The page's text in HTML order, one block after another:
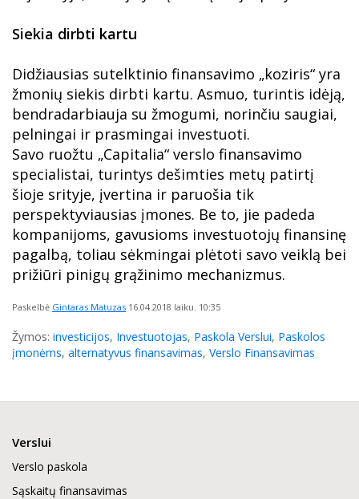
Siekia dirbti kartu
Didžiausias sutelktinio finansavimo „koziris“ yra
žmonių siekis dirbti kartu. Asmuo, turintis idėją,
bendradarbiauja su žmogumi, norinčiu saugiai,
pelningai ir prasmingai investuoti.
Savo ruožtu „Capitalia“ verslo finansavimo
specialistai, turintys dešimties metų patirtį
šioje srityje, įvertina ir paruošia tik
perspektyviausias įmones. Be to, jie padeda
kompanijoms, gavusioms investuotojų finansinę
pagalbą, toliau sėkmingai plėtoti savo veiklą bei
prižiūri pinigų grąžinimo mechanizmus.
Paskelbė Gintaras Matuzas 16.04.2018 laiku. 10:35
Žymos: investicijos, Investuotojas, Paskola Verslui, Paskolos
įmonėms, alternatyvus finansavimas, Verslo Finansavimas
Verslui
Verslo paskola
Sąskaitų finansavimas